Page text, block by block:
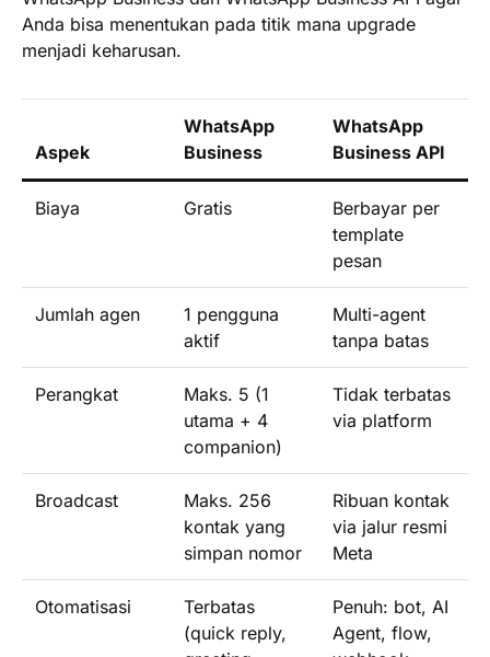
Anda bisa menentukan pada titik mana upgrade
menjadi keharusan.
Aspek
WhatsApp
Business
WhatsApp
Business API
Biaya Gratis
Berbayar per
template
pesan
Jumlah agen
1 pengguna
aktif
Multi-agent
tanpa batas
Perangkat
Maks. 5 (1
utama + 4
companion)
Tidak terbatas
via platform
Broadcast
Maks. 256
kontak yang
simpan nomor
Ribuan kontak
via jalur resmi
Meta
Otomatisasi
Terbatas
(quick reply,
Penuh: bot, AI
Agent, flow,